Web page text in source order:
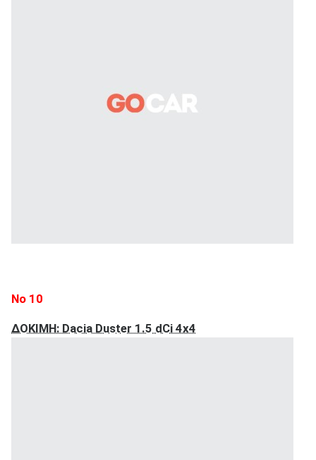
Νο 10
ΔΟΚΙΜΗ: Dacia Duster 1.5 dCi 4x4